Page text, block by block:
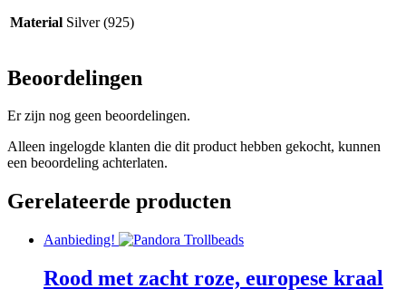
Material Silver (925)
Beoordelingen
Er zijn nog geen beoordelingen.
Alleen ingelogde klanten die dit product hebben gekocht, kunnen
een beoordeling achterlaten.
Gerelateerde producten
Aanbieding!
Rood met zacht roze, europese kraal